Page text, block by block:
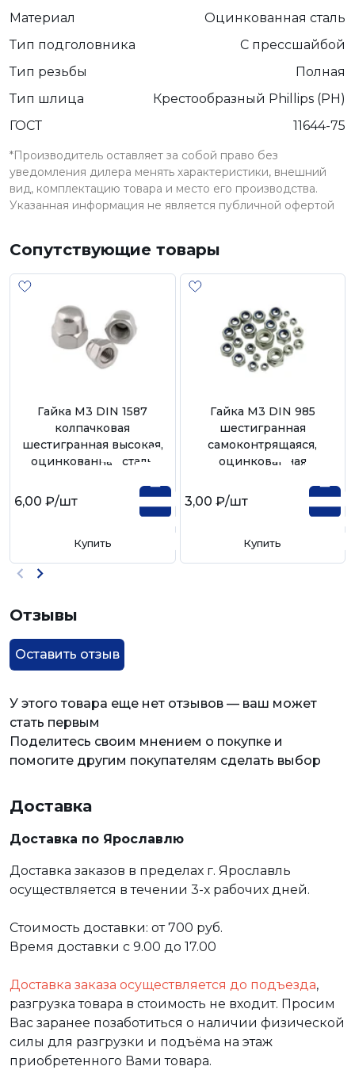
Материал
Оцинкованная сталь
Тип подголовника
С прессшайбой
Тип резьбы
Полная
Тип шлица
Крестообразный Phillips (PH)
ГОСТ
11644-75
*Производитель оставляет за собой право без
уведомления дилера менять характеристики, внешний
вид, комплектацию товара и место его производства.
Указанная информация не является публичной офертой
Сопутствующие товары
Гайка М3 DIN 1587
колпачковая
шестигранная высокая,
оцинкованная сталь
6,00 ₽/шт
Купить
Гайка М3 DIN 985
шестигранная
самоконтрящаяся,
оцинкованная
3,00 ₽/шт
Купить
Отзывы
Оставить отзыв
У этого товара еще нет отзывов — ваш может
стать первым
Поделитесь своим мнением о покупке и
помогите другим покупателям сделать выбор
Доставка
Доставка по Ярославлю
Доставка заказов в пределах г. Ярославль
осуществляется в течении 3-х рабочих дней.
Стоимость доставки: от 700 руб.
Время доставки с 9.00 до 17.00
Доставка заказа осуществляется до подъезда,
разгрузка товара в стоимость не входит. Просим
Вас заранее позаботиться о наличии физической
силы для разгрузки и подъёма на этаж
приобретенного Вами товара.